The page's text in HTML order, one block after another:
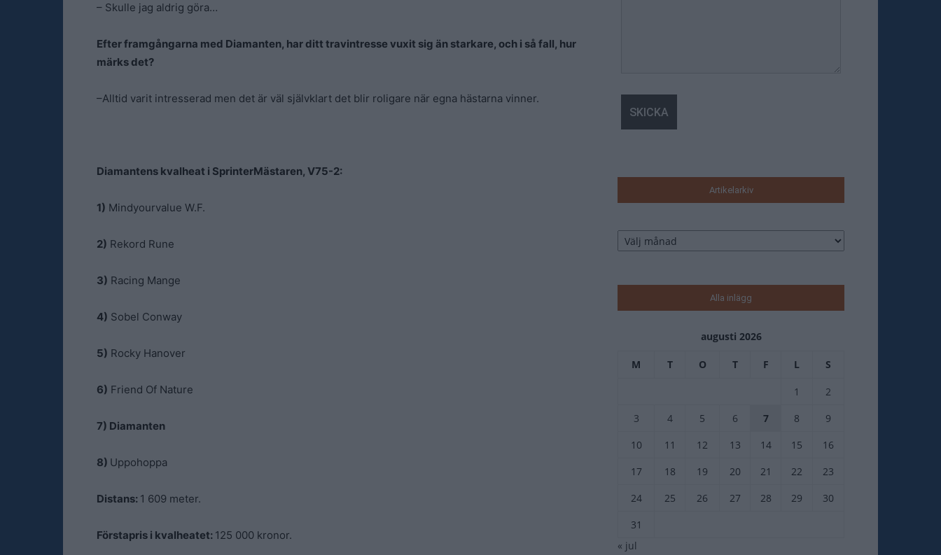
– Skulle jag aldrig göra…
Efter framgångarna med Diamanten, har ditt travintresse vuxit sig än starkare, och i så fall, hur
märks det?
–Alltid varit intresserad men det är väl självklart det blir roligare när egna hästarna vinner.
Diamantens kvalheat i SprinterMästaren, V75-2:
1) Mindyourvalue W.F.
2) Rekord Rune
3) Racing Mange
4) Sobel Conway
5) Rocky Hanover
6) Friend Of Nature
7) Diamanten
8) Uppohoppa
Distans: 1 609 meter.
Förstapris i kvalheatet: 125 000 kronor.
Artikelarkiv
Artikelarkiv
Alla inlägg
augusti 2026
M T O T F L S
1
2
3
4 5 6 7 8
9
10
11 12 13 14 15
16
17
18 19 20 21 22
23
24
25 26 27 28 29
30
31
« jul